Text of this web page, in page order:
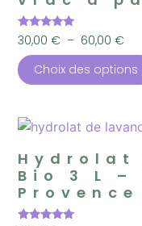
Note
5.00
sur 5
30,00€ – 60,00€
Choix des options
Hydrolat
Bio 3 L